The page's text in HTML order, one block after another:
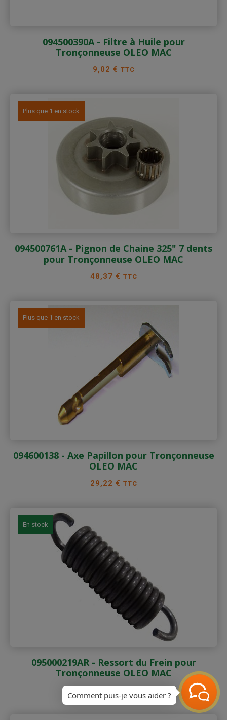
094500390A - Filtre à Huile pour
Tronçonneuse OLEO MAC
Prix
9,02 € TTC
Plus que 1 en stock
094500761A - Pignon de Chaine 325" 7 dents
pour Tronçonneuse OLEO MAC
Prix
48,37 € TTC
Plus que 1 en stock
094600138 - Axe Papillon pour Tronçonneuse
OLEO MAC
Prix
29,22 € TTC
En stock
095000219AR - Ressort du Frein pour
Tronçonneuse OLEO MAC
Comment puis-je vous aider ?